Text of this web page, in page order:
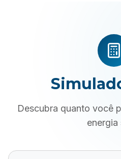
Descubra quanto você
energia